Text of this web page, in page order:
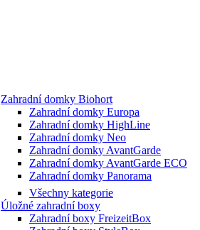
Zahradní domky Biohort
Zahradní domky Europa
Zahradní domky HighLine
Zahradní domky Neo
Zahradní domky AvantGarde
Zahradní domky AvantGarde ECO
Zahradní domky Panorama
Všechny kategorie
Úložné zahradní boxy
Zahradní boxy FreizeitBox